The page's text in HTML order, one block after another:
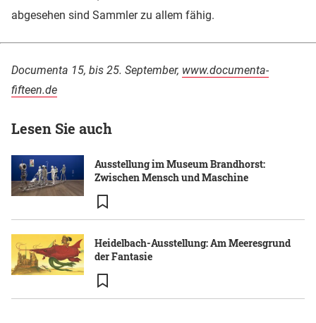
abgesehen sind Sammler zu allem fähig.
Documenta 15, bis 25. September, www.documenta-
fifteen.de
Lesen Sie auch
Ausstellung im Museum Brandhorst:
Zwischen Mensch und Maschine
Heidelbach-Ausstellung: Am Meeresgrund
der Fantasie